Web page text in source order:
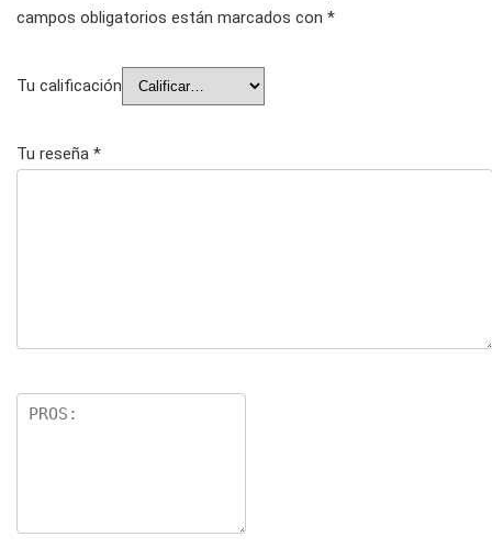
campos obligatorios están marcados con *
Tu calificación
Tu reseña *